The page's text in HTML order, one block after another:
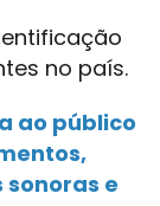
no país.
ao público
e